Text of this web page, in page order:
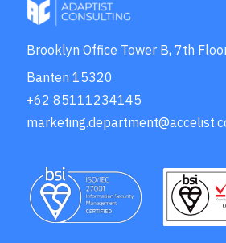
Brooklyn Office Tower B, 7th
Banten 15320
+62 85111234145